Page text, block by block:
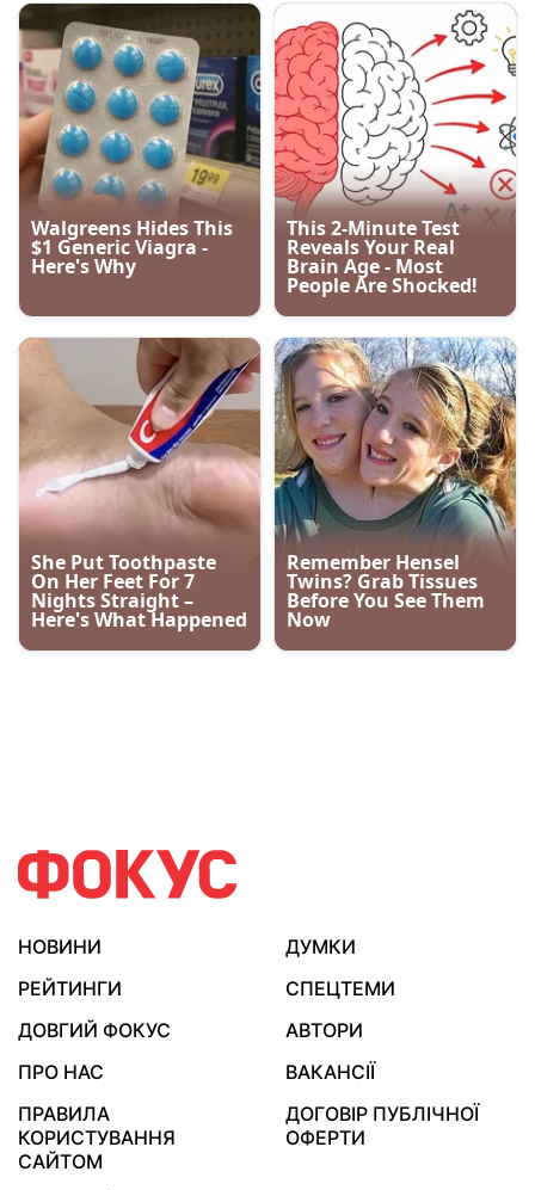
НОВИНИ
ДУМКИ
РЕЙТИНГИ
СПЕЦТЕМИ
ДОВГИЙ ФОКУС
АВТОРИ
ПРО НАС
ВАКАНСІЇ
ПРАВИЛА
КОРИСТУВАННЯ
САЙТОМ
ДОГОВІР ПУБЛІЧНОЇ
ОФЕРТИ